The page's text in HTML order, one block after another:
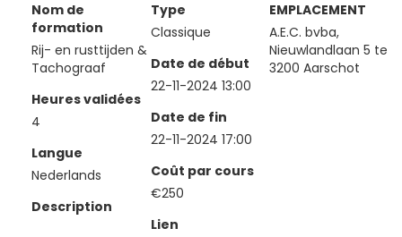
Nom de
formation
Rij- en rusttijden &
Tachograaf
Heures validées
4
Langue
Nederlands
Description
Type
Classique
Date de début
22-11-2024 13:00
Date de fin
22-11-2024 17:00
Coût par cours
€250
Lien
EMPLACEMENT
A.E.C. bvba,
Nieuwlandlaan 5 te
3200 Aarschot